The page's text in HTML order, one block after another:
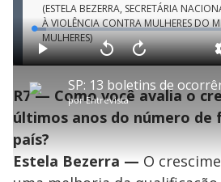
(ESTELA BEZERRA, SECRETÁRIA
À VIOLÊNCIA CONTRA MULHERES DO
MULHERES)
P
l
porEntrevista
P V
l
t
a
r
n
d
A
n
1
0
u
n
L
o
a
d
e
4
.
%
R7 — Como você avalia o
últimos anos do número de
país?
Estela Bezerra — O